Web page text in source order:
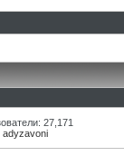
27,171
adyzavoni